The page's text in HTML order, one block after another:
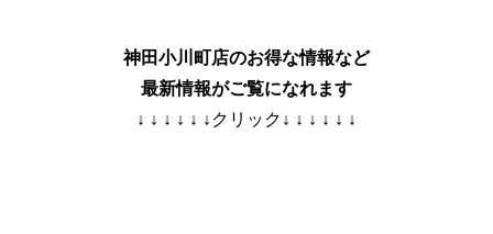
神田小川町店のお得な情報など
最新情報がご覧になれます
↓ ↓ ↓ ↓ ↓ ↓クリック↓ ↓ ↓ ↓ ↓ ↓